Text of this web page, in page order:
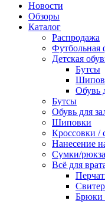
Новости
Обзоры
Каталог
Распродажа
Футбольная
Детская
Бутсы
Обувь
Бутсы
Обувь для
Шиповки
Кроссовки /
Нанесение
Сумки/
Всё для
Брюки